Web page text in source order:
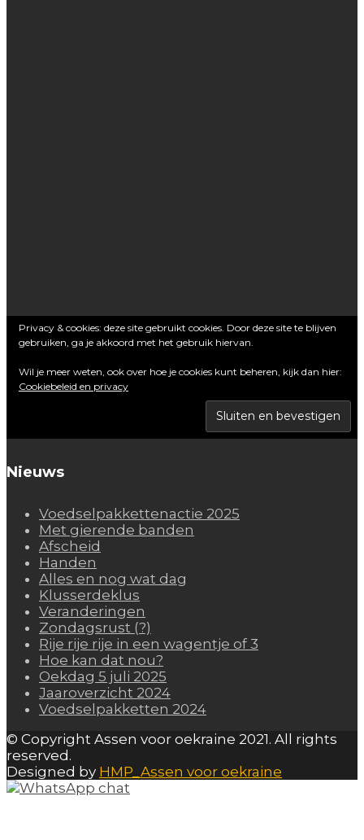
Privacy & cookies: deze site gebruikt cookies. Door deze site te blijven
gebruiken, ga je akkoord met het gebruik hiervan.
Wil je meer weten, ook over hoe je cookies kunt beheren, kijk dan hier:
Cookiebeleid en privacy
Nieuws
Voedselpakkettenactie 2025
Met gierende banden
Afscheid
Handen
Alles en nog wat dag
Klusserdeklus
Veranderingen
Zondagsrust (?)
Rije rije rije in een wagentje of 3
Hoe kan dat nou?
Oekdag 5 juli 2025
Jaaroverzicht 2024
Voedselpakketten 2024
© Copyright Assen voor oekraine 2021. All rights
reserved.
Designed by HMP_Assen voor oekraine